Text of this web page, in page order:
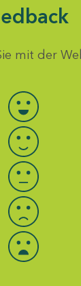
mit der
Bewertung